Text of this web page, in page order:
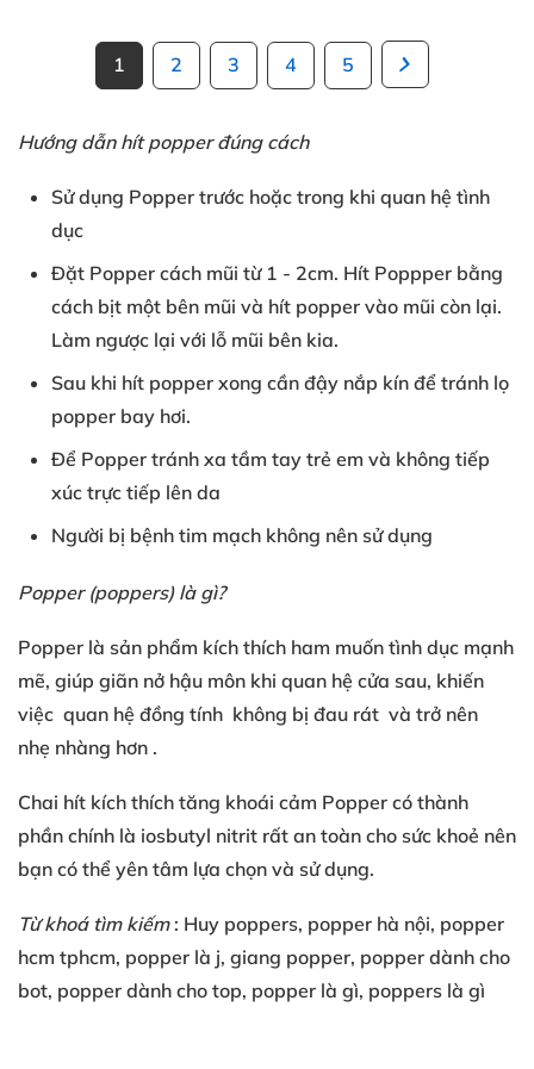
1 2 3 4 5
Hướng dẫn hít popper đúng cách
Sử dụng Popper trước hoặc trong khi quan hệ tình
dục
Đặt Popper cách mũi từ1 - 2cm. Hít Poppper bằng
cách bịt một bên mũi và hít popper vào mũi còn lại.
Làm ngược lại với lỗ mũi bên kia.
Sau khi hít popper xong cần đậy nắp kín để tránh lọ
popper bay hơi.
Để Popper tránh xa tầm tay trẻ em và không tiếp
xúc trực tiếp lên da
Người bị bệnh tim mạch không nên sử dụng
Popper (poppers) là gì?
Popper là sản phẩm kích thích ham muốn tình dục mạnh
mẽ, giúp giãn nở hậu môn khi quan hệ cửa sau, khiến
việc quan hệ đồng tính không bị đau rát và trở nên
nhẹ nhàng hơn .
Chai hít kích thích tăng khoái cảm Popper có thành
phần chính là iosbutyl nitrit rất an toàn cho sức khoẻ nên
bạn có thể yên tâm lựa chọn và sử dụng.
Từ khoá tìm kiếm : Huy poppers, popper hà nội, popper
hcm tphcm, popper là j, giang popper, popper dành cho
bot, popper dành cho top, popper là gì, poppers là gì